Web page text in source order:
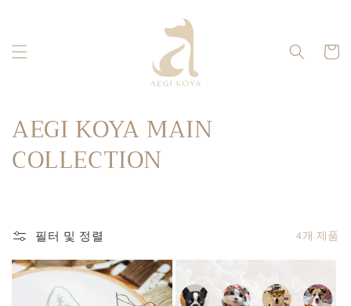
트
컬
렉
:
AEGI KOYA MAIN
COLLECTION
필터 및 정렬 4개 제품